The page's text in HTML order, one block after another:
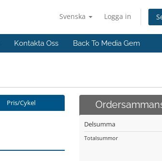
Svenska Logga in
Kontakta Oss Back To Media Gem
Pris/Cykel
Delsumma
Totalsummor